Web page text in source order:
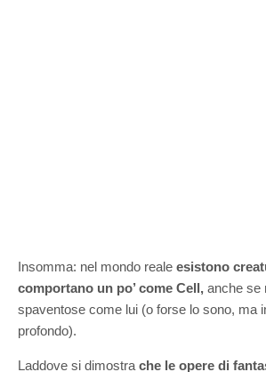
Insomma: nel mondo reale esistono
comportano un po’ come Cell, anche se
spaventose come lui (o forse lo sono, ma
profondo).
Laddove si dimostra che le opere di